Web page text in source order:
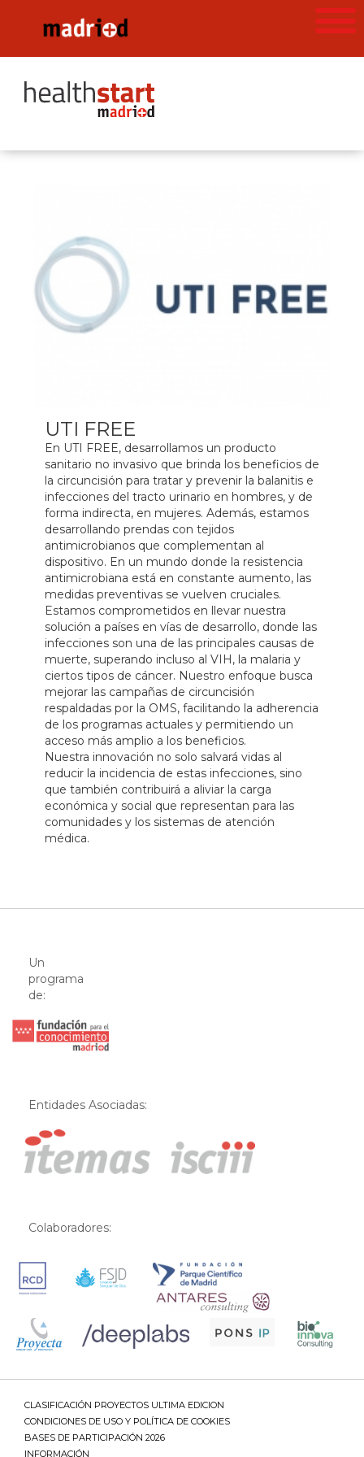
UTI FREE
En UTI FREE, desarrollamos un producto
sanitario no invasivo que brinda los beneficios de
la circuncisión para tratar y prevenir la balanitis e
infecciones del tracto urinario en hombres, y de
forma indirecta, en mujeres. Además, estamos
desarrollando prendas con tejidos
antimicrobianos que complementan al
dispositivo. En un mundo donde la resistencia
antimicrobiana está en constante aumento, las
medidas preventivas se vuelven cruciales.
Estamos comprometidos en llevar nuestra
solución a países en vías de desarrollo, donde las
infecciones son una de las principales causas de
muerte, superando incluso al VIH, la malaria y
ciertos tipos de cáncer. Nuestro enfoque busca
mejorar las campañas de circuncisión
respaldadas por la OMS, facilitando la adherencia
de los programas actuales y permitiendo un
acceso más amplio a los beneficios.
Nuestra innovación no solo salvará vidas al
reducir la incidencia de estas infecciones, sino
que también contribuirá a aliviar la carga
económica y social que representan para las
comunidades y los sistemas de atención
médica.
Un
programa
de:
Entidades Asociadas:
Colaboradores:
CLASIFICACIÓN PROYECTOS ULTIMA EDICION
CONDICIONES DE USO Y POLÍTICA DE COOKIES
BASES DE PARTICIPACIÓN 2026
INFORMACIÓN